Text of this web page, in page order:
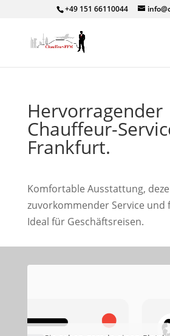
+49 151 66110044
Hervorragender
Chauffeur-
Frankfurt.
Komfortable Ausstattung,
zuvorkommender Service und
Ideal für Geschäftsreisen.